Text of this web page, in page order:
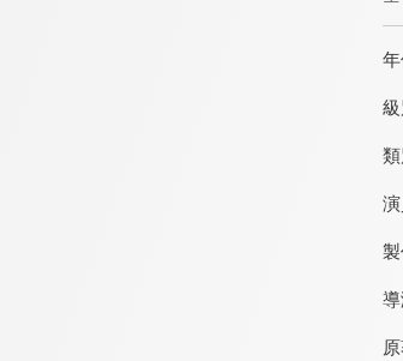
年
級
類
演
製
導